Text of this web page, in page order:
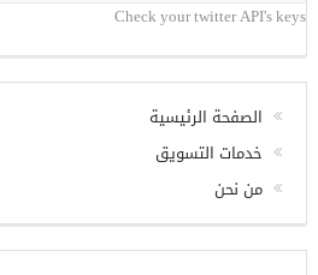
تويتر
Check your twitter API's keys
الصفحة الرئيسية
خدمات التسويق